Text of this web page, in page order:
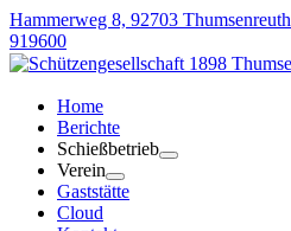
Hammerweg 8, 92703 Thumsenreuth
919600
Home
Berichte
Schießbetrieb
Verein
Gaststätte
Cloud